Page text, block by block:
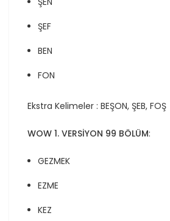
ŞEF
BEN
FON
Ekstra Kelimeler : BEŞON, ŞEB, FOŞ
WOW 1. VERSİYON 99 BÖLÜM:
GEZMEK
EZME
KEZ